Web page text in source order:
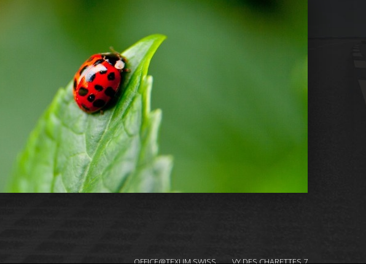
OFFICE@TEXUM.SWISS VY DES CHARETTES 7